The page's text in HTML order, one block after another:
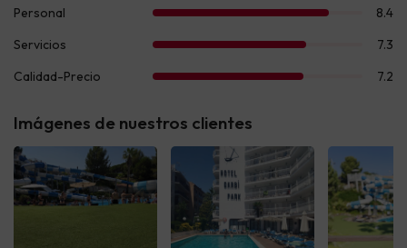
Imágenes de nuestros clientes